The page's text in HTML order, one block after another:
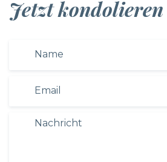
Jetzt kondolieren